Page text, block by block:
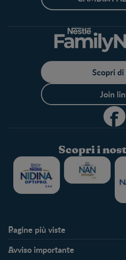
Scopri di
Join
Scopri i
Pagine più viste​
My Expert
Avviso importante